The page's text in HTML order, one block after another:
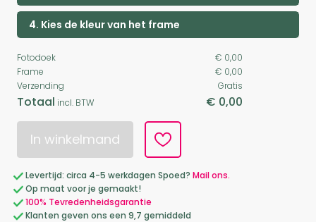
4. Kies de kleur van het frame
Fotodoek
€ 0,00
Frame
€ 0,00
Verzending
Gratis
Totaal incl. BTW € 0,00
In winkelmand
Levertijd: circa 4-5 werkdagen Spoed? Mail ons.
Op maat voor je gemaakt!
100% Tevredenheidsgarantie
Klanten geven ons een 9,7 gemiddeld